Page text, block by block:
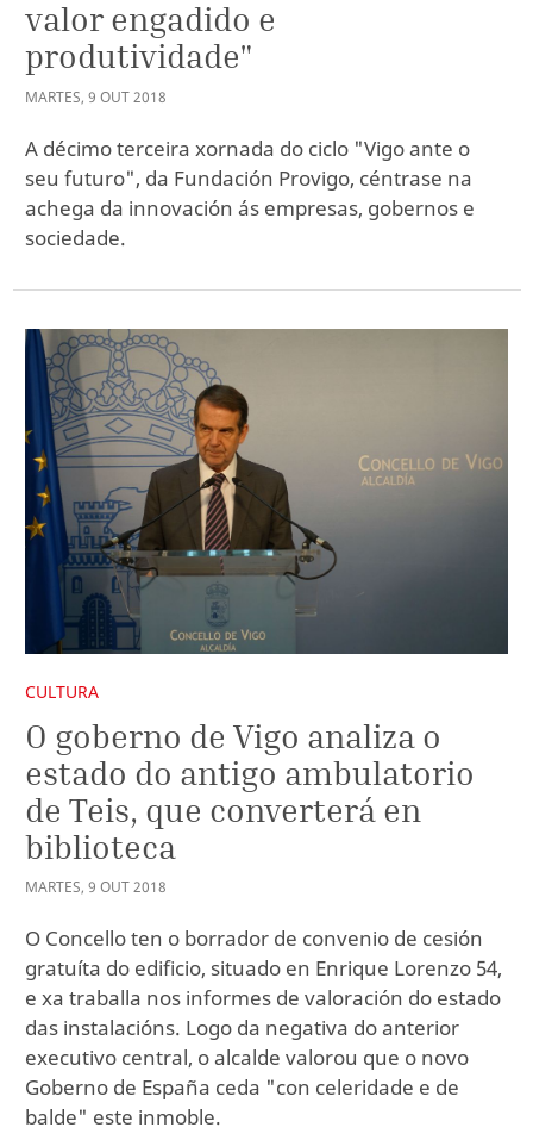
valor engadido e
produtividade"
MARTES, 9 OUT2018
A décimo terceira xornada do ciclo "Vigo ante o
seu futuro", da Fundación Provigo, céntrase na
achega da innovación ás empresas, gobernos e
sociedade.
CULTURA
O goberno de Vigo analiza o
estado do antigo ambulatorio
de Teis, que converterá en
biblioteca
MARTES, 9 OUT2018
O Concello ten o borrador de convenio de cesión
gratuíta do edificio, situado en Enrique Lorenzo 54,
e xa traballa nos informes de valoración do estado
das instalacións. Logo da negativa do anterior
executivo central, o alcalde valorou que o novo
Goberno de España ceda "con celeridade e de
balde" este inmoble.